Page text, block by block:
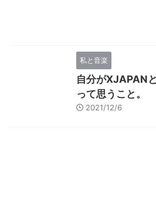
私と音楽
自分がXJAPAN
って思うこと。
2021/12/6